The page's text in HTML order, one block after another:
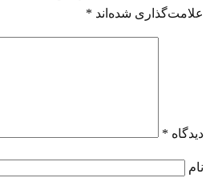
علامت‌گذاری شده‌اند *
دیدگاه *
نام